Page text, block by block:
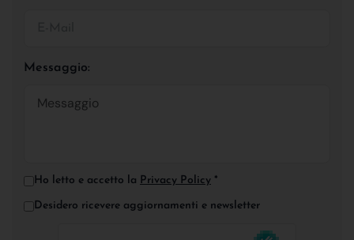
Messaggio:
Ho letto e accetto la Privacy Policy *
Desidero ricevere aggiornamenti e newsletter